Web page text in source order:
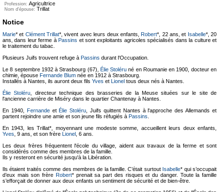
Profession: Agricultrice
Nom d'épouse: Trillat
Notice
Marie* et Clément Trillat*, vivent avec leurs deux enfants,Robert*, 22 ans, et Isabelle*, 20
ans, dans leur ferme àPassins et sont exploitants agricoles spécialisés dans la culture et
le traitement du tabac.
Plusieurs Juifs trouvent refuge à Passins durant l'Occupation.
Le 8 septembre 1932 à Strasbourg (67), Élie Stoléru né en Roumanie en 1900, docteur en
chimie, épouse Fernande Blum née en 1912 à Strasbourg.
Installés à Nantes, ils auront deux fils Yves et Lionel tous deux nés à Nantes.
Élie Stoléru , directeur technique des brasseries de la Meuse situées sur le site de
l'ancienne carrière de Miséry dans le quartier Chantenay à Nantes.
En 1940, FernandeetÉlie Stoléru , Juifs quittent Nantes à l'approche des Allemands et
partent rejoindre une amie et son jeune fils réfugiés à Passins
En 1943, les Trillat*, moyennant une modeste somme, accueillent leurs deux enfants,
Yves , 9 ans, et son frère Lionel , 6 ans.
Les deux frères fréquentent l'école du village, aident aux travaux de la ferme et sont
considérés comme des membres de la famille.
Ils y resteront en sécurité jusqu'à la Libération.
Ils étaient traités comme des membres de la famille. C’était surtout Isabelle* qui s’occupait
d’eux mais son frère Robert* prenait sa part des risques et du danger. Toute la famille
s’efforçait de donner aux deux enfants un sentiment de sécurité et de bien-être.